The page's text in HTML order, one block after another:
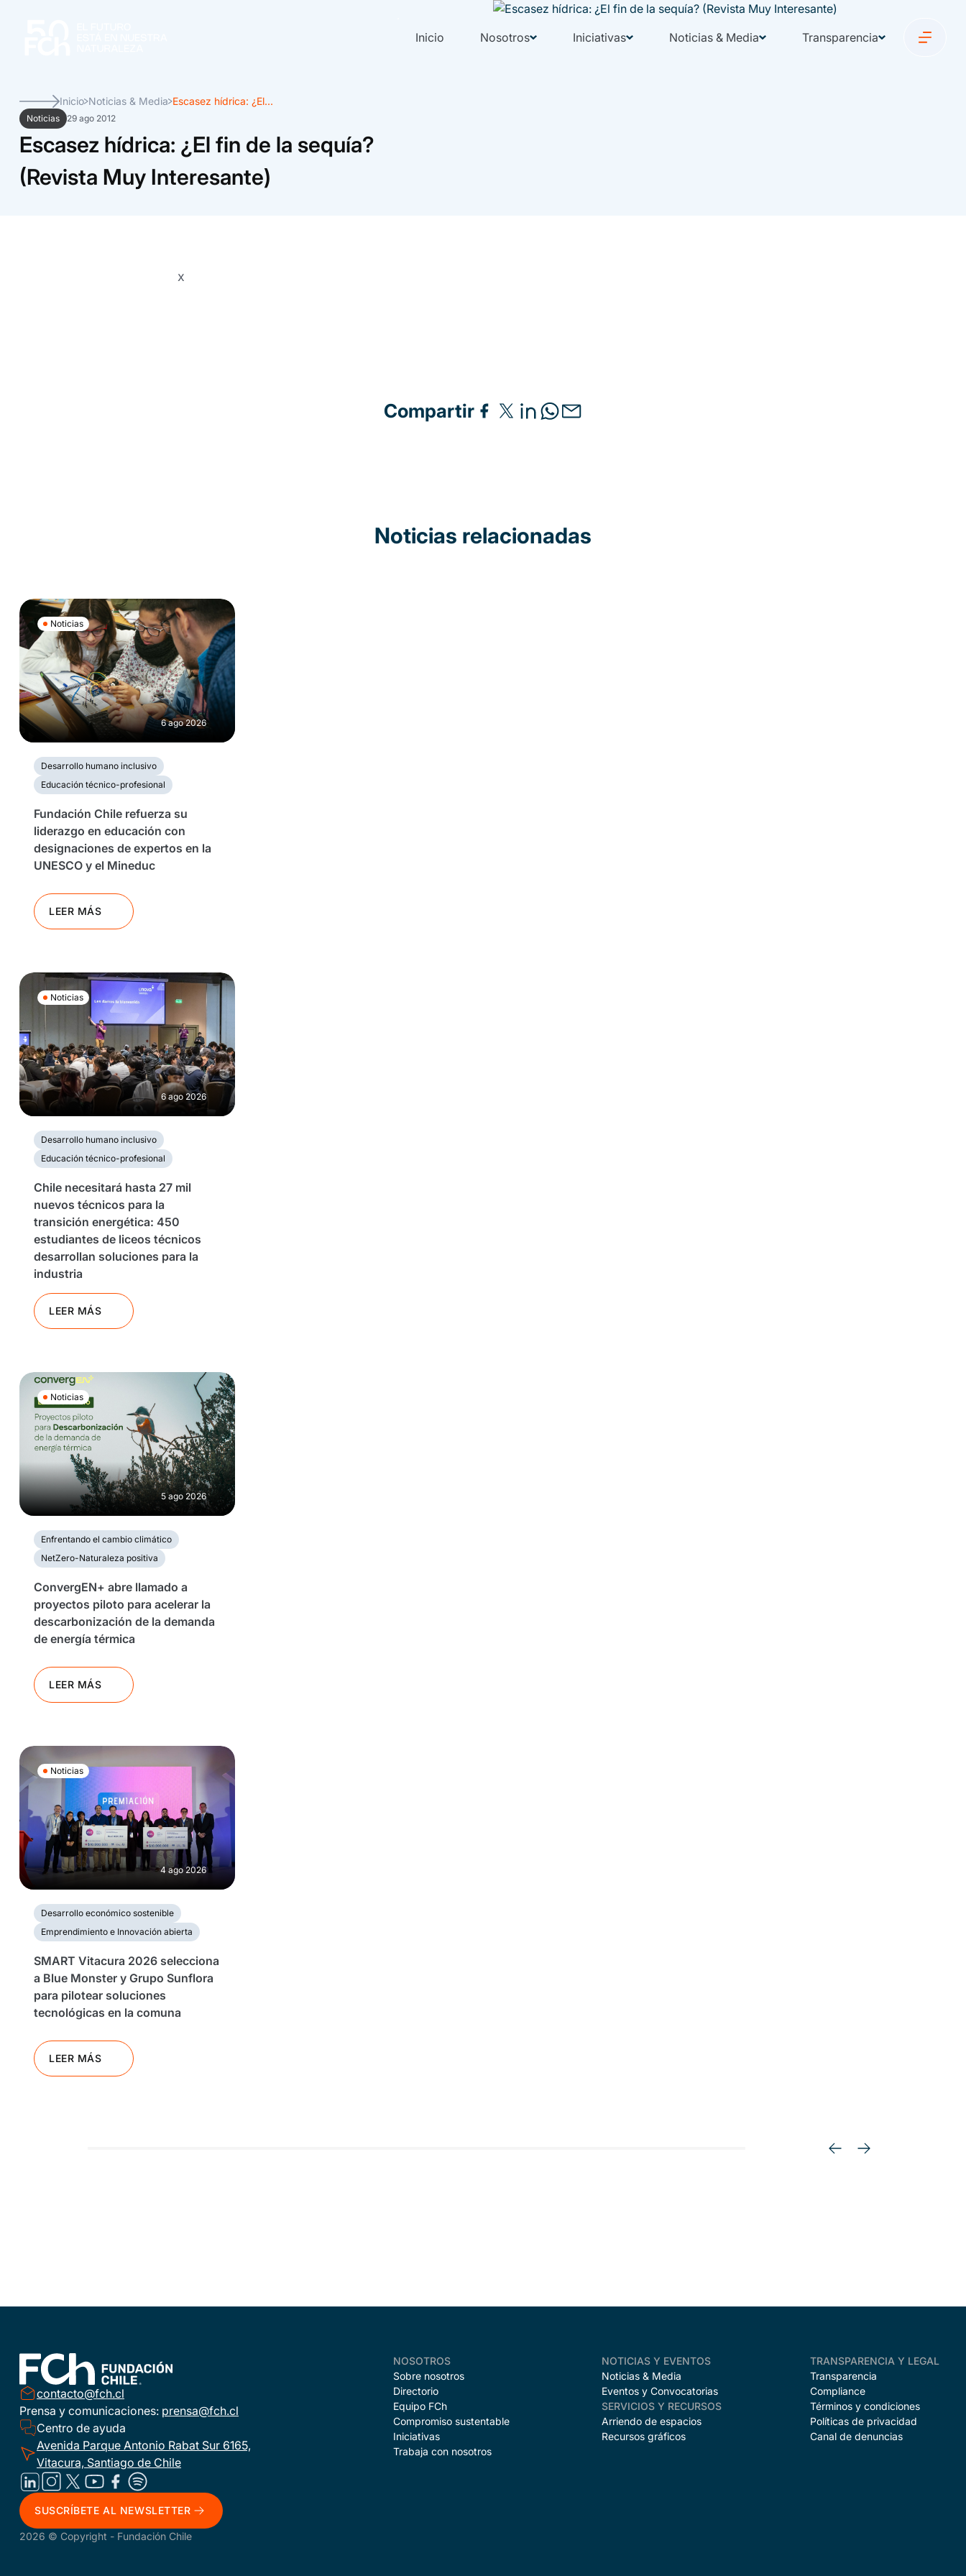
Inicio Nosotros Iniciativas Noticias & Media Transparencia
Inicio Noticias & Media Escasez hídrica: ¿El...
Noticias 29 ago 2012
Escasez hídrica: ¿El fin de la sequía?
(Revista Muy Interesante)
x
Compartir
Noticias relacionadas
Noticias
6 ago 2026
Desarrollo humano inclusivo
Educación técnico-profesional
Fundación Chile refuerza su
liderazgo en educación con
designaciones de expertos en la
UNESCO y el Mineduc
LEER MÁS
Noticias
6 ago 2026
Desarrollo humano inclusivo
Educación técnico-profesional
Chile necesitará hasta 27 mil
nuevos técnicos para la
transición energética: 450
estudiantes de liceos técnicos
desarrollan soluciones para la
industria
LEER MÁS
Noticias
5 ago 2026
Enfrentando el cambio climático
NetZero-Naturaleza positiva
ConvergEN+ abre llamado a
proyectos piloto para acelerar la
descarbonización de la demanda
de energía térmica
LEER MÁS
Noticias
4 ago 2026
Desarrollo económico sostenible
Emprendimiento e Innovación abierta
SMART Vitacura 2026 selecciona
a Blue Monster y Grupo Sunflora
para pilotear soluciones
tecnológicas en la comuna
LEER MÁS
contacto@fch.cl
Prensa y comunicaciones: prensa@fch.cl
Centro de ayuda
Avenida Parque Antonio Rabat Sur 6165,
Vitacura, Santiago de Chile
NOSOTROS
Sobre nosotros
Directorio
Equipo FCh
Compromiso sustentable
Iniciativas
Trabaja con nosotros
NOTICIAS Y EVENTOS
Noticias & Media
Eventos y Convocatorias
SERVICIOS Y RECURSOS
Arriendo de espacios
Recursos gráficos
TRANSPARENCIA Y LEGAL
Transparencia
Compliance
Términos y condiciones
Políticas de privacidad
Canal de denuncias
SUSCRÍBETE AL NEWSLETTER
2026 © Copyright - Fundación Chile